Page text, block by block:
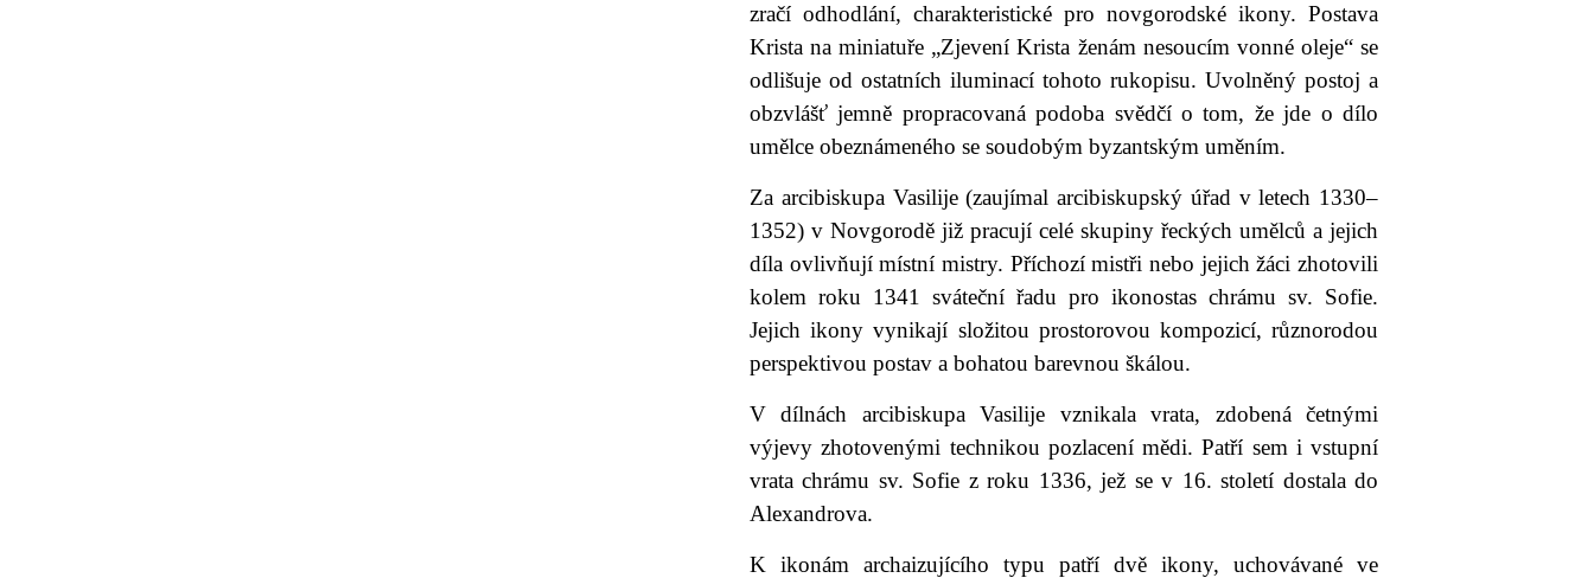
zračí odhodlání, charakteristické pro novgorodské ikony. Postava
Krista na miniatuře „Zjevení Krista ženám nesoucím vonné oleje“ se
odlišuje od ostatních iluminací tohoto rukopisu. Uvolněný postoj a
obzvlášť jemně propracovaná podoba svědčí o tom, že jde o dílo
umělce obeznámeného se soudobým byzantským uměním.
Za arcibiskupa Vasilije (zaujímal arcibiskupský úřad v letech 1330‒
1352) v Novgorodě již pracují celé skupiny řeckých umělců a jejich
díla ovlivňují místní mistry. Příchozí mistři nebo jejich žáci zhotovili
kolem roku 1341 sváteční řadu pro ikonostas chrámu sv. Sofie.
Jejich ikony vynikají složitou prostorovou kompozicí, různorodou
perspektivou postav a bohatou barevnou škálou.
V dílnách arcibiskupa Vasilije vznikala vrata, zdobená četnými
výjevy zhotovenými technikou pozlacení mědi. Patří sem i vstupní
vrata chrámu sv. Sofie z roku 1336, jež se v 16. století dostala do
Alexandrova.
K ikonám archaizujícího typu patří dvě ikony, uchovávané ve